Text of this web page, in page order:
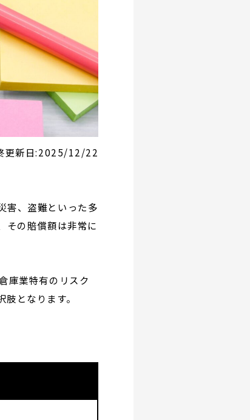
更新日:2025/12/22
害、盗難といった多
その賠償額は非常に
庫業特有のリスク
となります。